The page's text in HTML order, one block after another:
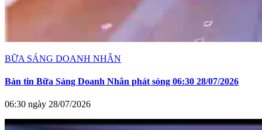
BỮA SÁNG DOANH NHÂN
Bản tin Bữa Sáng Doanh Nhân phát sóng 06:30 28/07/2026
06:30 ngày 28/07/2026